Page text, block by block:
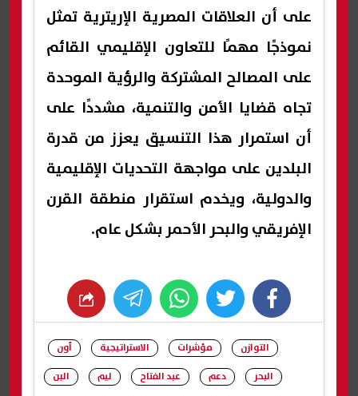
على أن العلاقات المصرية الإريترية تمثل
نموذجًا مهمًا للتعاون الإقليمي القائم
على المصالح المشتركة والرؤية الموحدة
تجاه قضايا الأمن والتنمية، مشددًا على
أن استمرار هذا التنسيق يعزز من قدرة
البلدين على مواجهة التحديات الإقليمية
والدولية، ويخدم استقرار منطقة القرن
الإفريقي والبحر الأحمر بشكل عام.
facebook
twitter
whats
التوازن مؤشرات الاستراتيجية
أون
البحر
دعم عبد الفتاح ليم
البن